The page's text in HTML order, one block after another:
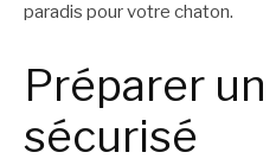
paradis pour votre chaton.
Préparer
sécurisé